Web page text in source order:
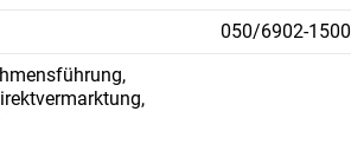
050/6902-1500